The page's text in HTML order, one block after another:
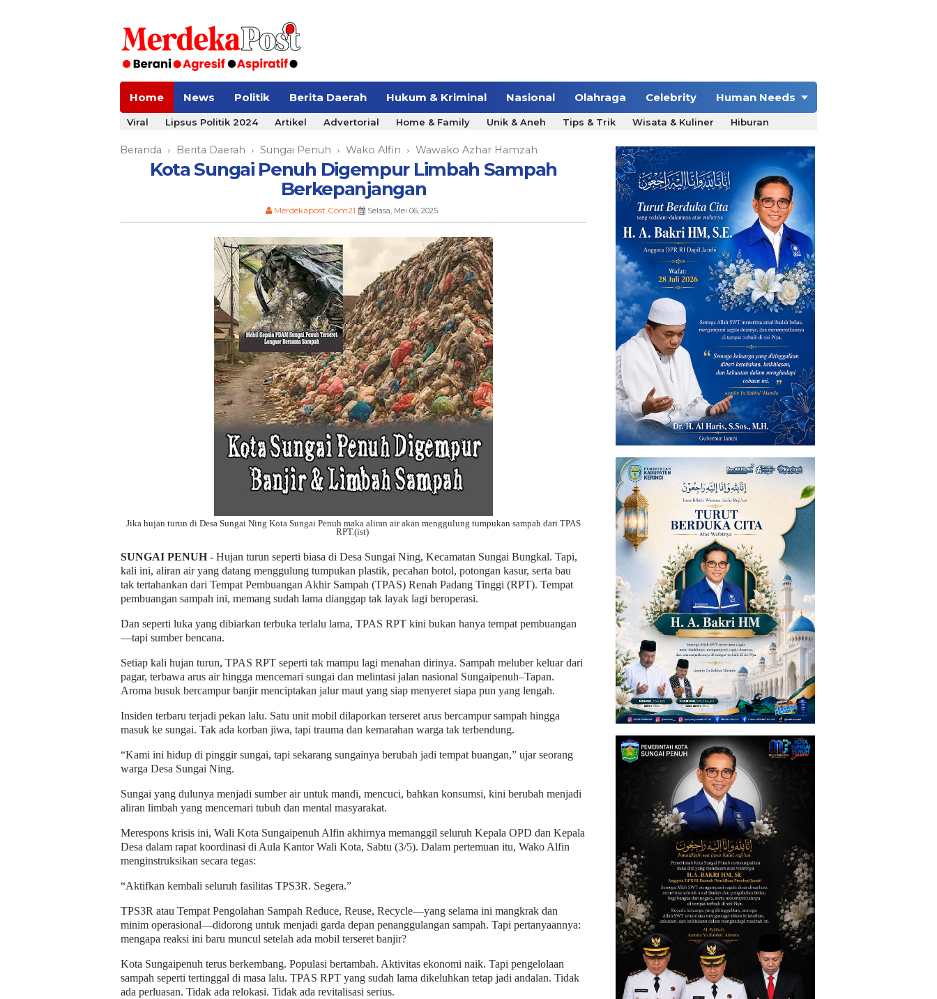
Home News Politik Berita Daerah Hukum & Kriminal Nasional Olahraga Celebrity Human Needs
Viral Lipsus Politik 2024 Artikel Advertorial Home & Family Unik & Aneh Tips & Trik Wisata & Kuliner Hiburan
Beranda › Berita Daerah › Sungai Penuh › Wako Alfin › Wawako Azhar Hamzah
Kota Sungai Penuh Digempur Limbah Sampah
Berkepanjangan
Merdekapost.Com21 Selasa, Mei 06, 2025
Jika hujan turun di Desa Sungai Ning Kota Sungai Penuh maka aliran air akan menggulung tumpukan sampah dari TPAS
RPT.(ist)
SUNGAI PENUH - Hujan turun seperti biasa di Desa Sungai Ning, Kecamatan Sungai Bungkal. Tapi,
kali ini, aliran air yang datang menggulung tumpukan plastik, pecahan botol, potongan kasur, serta bau
tak tertahankan dari Tempat Pembuangan Akhir Sampah (TPAS) Renah Padang Tinggi (RPT). Tempat
pembuangan sampah ini, memang sudah lama dianggap tak layak lagi beroperasi.
Dan seperti luka yang dibiarkan terbuka terlalu lama, TPAS RPT kini bukan hanya tempat pembuangan
—tapi sumber bencana.
Setiap kali hujan turun, TPAS RPT seperti tak mampu lagi menahan dirinya. Sampah meluber keluar dari
pagar, terbawa arus air hingga mencemari sungai dan melintasi jalan nasional Sungaipenuh–Tapan.
Aroma busuk bercampur banjir menciptakan jalur maut yang siap menyeret siapa pun yang lengah.
Insiden terbaru terjadi pekan lalu. Satu unit mobil dilaporkan terseret arus bercampur sampah hingga
masuk ke sungai. Tak ada korban jiwa, tapi trauma dan kemarahan warga tak terbendung.
“Kami ini hidup di pinggir sungai, tapi sekarang sungainya berubah jadi tempat buangan,” ujar seorang
warga Desa Sungai Ning.
Sungai yang dulunya menjadi sumber air untuk mandi, mencuci, bahkan konsumsi, kini berubah menjadi
aliran limbah yang mencemari tubuh dan mental masyarakat.
Merespons krisis ini, Wali Kota Sungaipenuh Alfin akhirnya memanggil seluruh Kepala OPD dan Kepala
Desa dalam rapat koordinasi di Aula Kantor Wali Kota, Sabtu (3/5). Dalam pertemuan itu, Wako Alfin
menginstruksikan secara tegas:
“Aktifkan kembali seluruh fasilitas TPS3R. Segera.”
TPS3R atau Tempat Pengolahan Sampah Reduce, Reuse, Recycle—yang selama ini mangkrak dan
minim operasional—didorong untuk menjadi garda depan penanggulangan sampah. Tapi pertanyaannya:
mengapa reaksi ini baru muncul setelah ada mobil terseret banjir?
Kota Sungaipenuh terus berkembang. Populasi bertambah. Aktivitas ekonomi naik. Tapi pengelolaan
sampah seperti tertinggal di masa lalu. TPAS RPT yang sudah lama dikeluhkan tetap jadi andalan. Tidak
ada perluasan. Tidak ada relokasi. Tidak ada revitalisasi serius.